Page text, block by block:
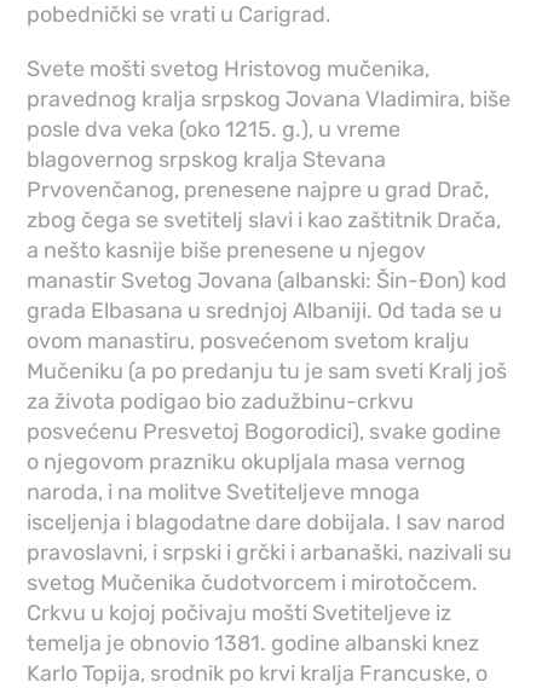
pobednički se vrati u Carigrad.
Svete mošti svetog Hristovog mučenika,
pravednog kralja srpskog Jovana Vladimira, biše
posle dva veka (oko 1215. g.), u vreme
blagovernog srpskog kralja Stevana
Prvovenčanog, prenesene najpre u grad Drač,
zbog čega se svetitelj slavi i kao zaštitnik Drača,
a nešto kasnije biše prenesene u njegov
manastir Svetog Jovana (albanski: Šin-Đon) kod
grada Elbasana u srednjoj Albaniji. Od tada se u
ovom manastiru, posvećenom svetom kralju
Mučeniku (a po predanju tu je sam sveti Kralj još
za života podigao bio zadužbinu-crkvu
posvećenu Presvetoj Bogorodici), svake godine
o njegovom prazniku okupljala masa vernog
naroda, i na molitve Svetiteljeve mnoga
isceljenja i blagodatne dare dobijala. I sav narod
pravoslavni, i srpski i grčki i arbanaški, nazivali su
svetog Mučenika čudotvorcem i mirotočcem.
Crkvu u kojoj počivaju mošti Svetiteljeve iz
temelja je obnovio 1381. godine albanski knez
Karlo Topija, srodnik po krvi kralja Francuske, o